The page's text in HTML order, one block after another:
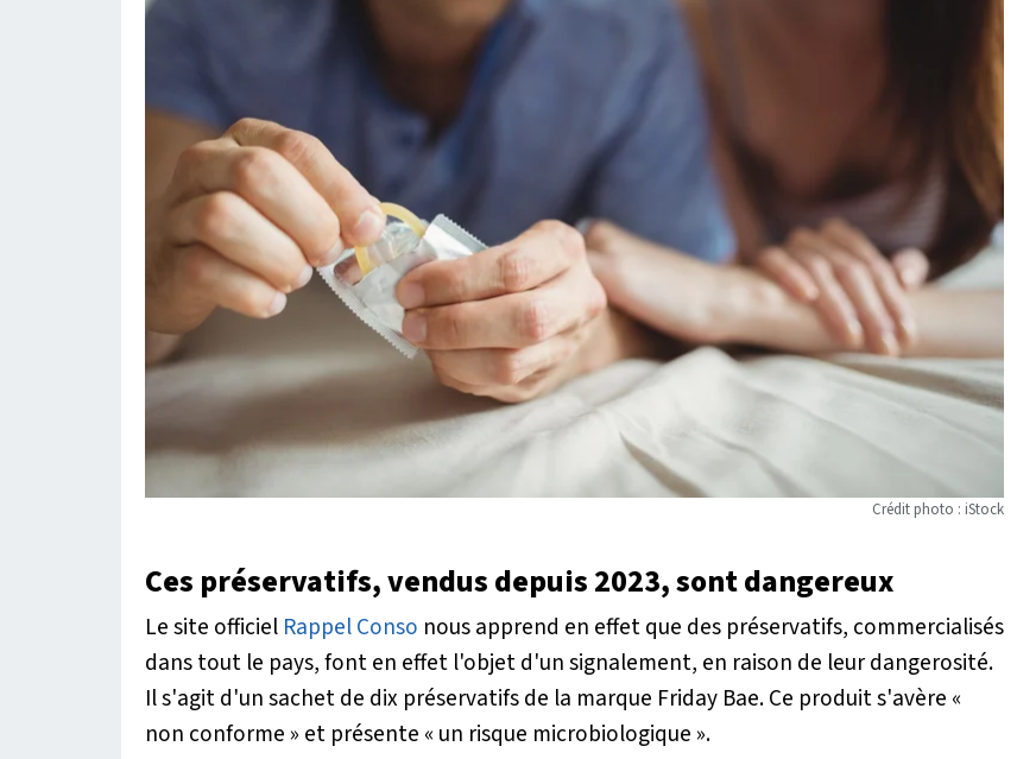
Crédit photo : iStock
Ces préservatifs, vendus depuis 2023, sont dangereux
Le site officiel Rappel Conso nous apprend en effet que des préservatifs, commercialisés
dans tout le pays, font en effet l'objet d'un signalement, en raison de leur dangerosité.
Il s'agit d'un sachet de dix préservatifs de la marque Friday Bae. Ce produit s'avère «
non conforme » et présente « un risque microbiologique ».